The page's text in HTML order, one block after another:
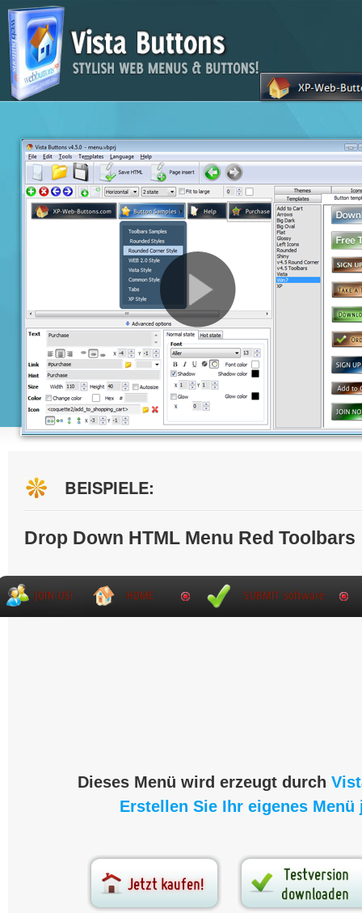
BEISPIELE:
Drop Down HTML Menu Red Toolbars
Dieses Menü wird erzeugt durch
Erstellen Sie Ihr eigenes Menü